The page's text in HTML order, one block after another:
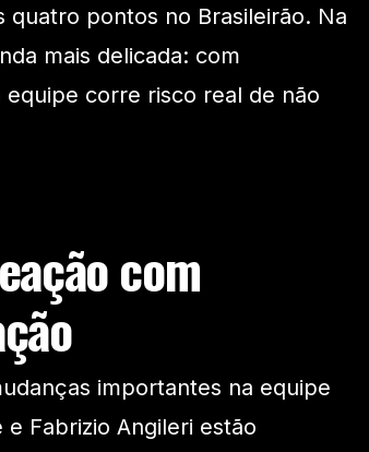
quatro pontos no Brasileirão. Na
mais delicada: com
corre risco real de não
com
importantes na equipe
Fabrizio Angileri estão